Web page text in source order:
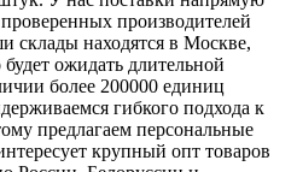
производителей
склады находятся в Москве,
ожидать длительной
более 200000 единиц
гибкого подхода к
предлагаем персональные
крупный опт товаров